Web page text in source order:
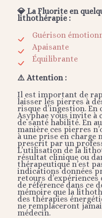
💎 La Fluorite en
lithothérapie :
Guérison
Apaisante
Équilibrante
⚠️ Attention :
Il est important de
laisser les pierres à
risque d’ingestion. En
Asyphae vous invite
de santé habilité. En
manière ces pierres
à une prise en charge
prescrit par un
L’utilisation de la
résultat clinique ou
thérapeutique n’est
indications données
retours d’expériences
de référence dans ce
mémoire que la
des thérapies
ne remplaceront
médecin.